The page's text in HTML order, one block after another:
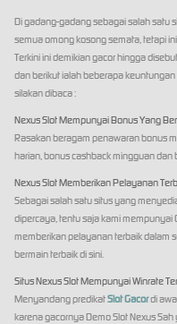
Di gadang-gadang sebagai salah satu
semua omong kosong semata, tetapi
Terkini ini demikian gacor hingga
dan berikut ialah beberapa
silakan dibaca :
Nexus Slot Mempunyai Bonus Yang
Rasakan beragam penawaran bonus
harian, bonus cashback mingguan dan
Nexus Slot Memberikan Pelayanan
Sebagai salah satu situs yang
dipercaya, tentu saja kami mempunyai
memberikan pelayanan terbaik dalam
bermain terbaik di sini.
Situs Nexus Slot Mempunyai Winrate
Menyandang predikatSlot Gacordi
karena gacornya Demo Slot Nexus